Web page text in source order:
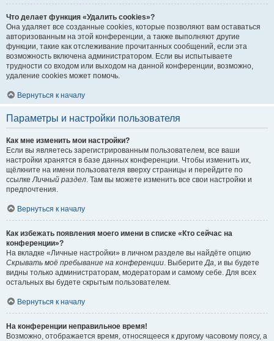
Что делает функция «Удалить cookies»?
Она удаляет все созданные cookies, которые позволяют вам оставаться
авторизованным на этой конференции, а также выполняют другие
функции, такие как отслеживание прочитанных сообщений, если эта
возможность включена администратором. Если вы испытываете
трудности со входом или выходом на данной конференции, возможно,
удаление cookies может помочь.
Вернуться к началу
Параметры и настройки пользователя
Как мне изменить мои настройки?
Если вы являетесь зарегистрированным пользователем, все ваши
настройки хранятся в базе данных конференции. Чтобы изменить их,
щёлкните на имени пользователя вверху страницы и перейдите по
ссылкеЛичный раздел. Там вы можете изменить все свои настройки и
предпочтения.
Вернуться к началу
Как избежать появления моего имени в списке «Кто сейчас на
конференции»?
На вкладке «Личные настройки» в личном разделе вы найдёте опцию
Скрывать моё пребывание на конференции. ВыберитеДа, и вы будете
видны только администраторам, модераторам и самому себе. Для всех
остальных вы будете скрытым пользователем.
Вернуться к началу
На конференции неправильное время!
Возможно, отображается время, относящееся к другому часовому поясу, а